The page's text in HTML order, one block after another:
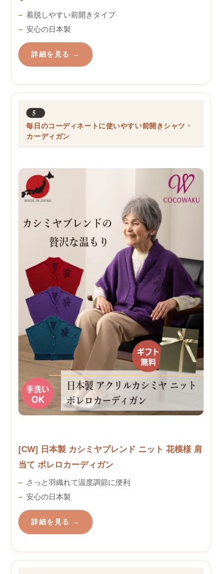
着脱しやすい前開きタイプ
安心の日本製
詳細を見る →
5
毎日のコーディネートに使いやすい前開きシャツ・
カーディガン
[CW] 日本製 カシミヤブレンド ニット 花模様 肩
当て ボレロカーディガン
さっと羽織れて温度調節に便利
安心の日本製
詳細を見る →